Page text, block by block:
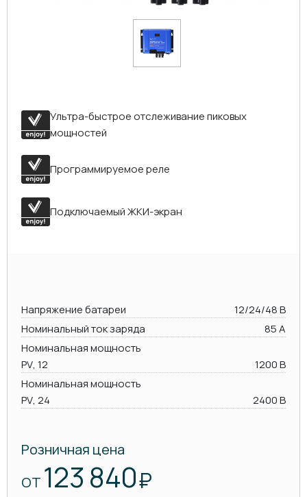
Ультра-быстрое отслеживание пиковых
мощностей
Программируемое реле
Подключаемый ЖКИ-экран
Напряжение батареи
12/24/48 В
Номинальный ток заряда
85 А
Номинальная мощность
PV, 12
1200 В
Номинальная мощность
PV, 24
2400 В
Розничная цена
ОТ 123 840₽